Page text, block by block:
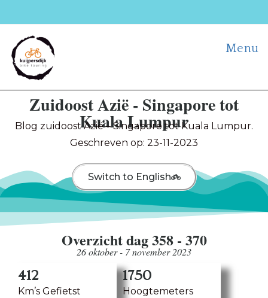
Menu
Zuidoost Azië - Singapore tot
Kuala Lumpur
Blog zuidoost Azië – Singapore tot Kuala Lumpur.
Geschreven op: 23-11-2023
Switch to English
Overzicht dag 358 - 370
26 oktober - 7 november 2023
412
Km’s Gefietst
1750
Hoogtemeters